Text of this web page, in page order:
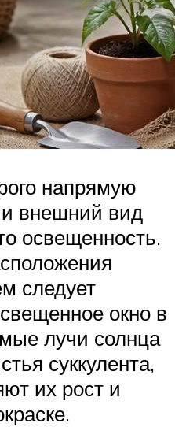
напрямую
и внешний вид
освещенность.
следует
окно в
лучи солнца
суккулента,
их рост и